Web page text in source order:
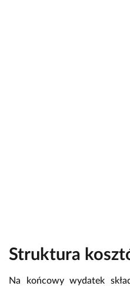
Struktura
Na końcowy wydatek